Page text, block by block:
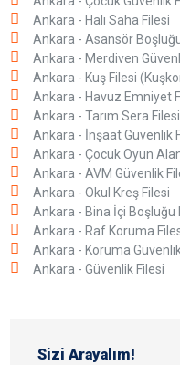
Ankara - Halı Saha Filesi
Ankara - Asansör
Ankara - Merdiven
Ankara - Kuş Filesi
Ankara - Havuz Emniyet
Ankara - Tarım Sera Filesi
Ankara - İnşaat Güvenlik
Ankara - Çocuk Oyun
Ankara - AVM Güvenlik
Ankara - Okul Kreş Filesi
Ankara - Bina İçi Boşluğu
Ankara - Raf Koruma
Ankara - Koruma
Ankara - Güvenlik Filesi
Sizi Arayalım!